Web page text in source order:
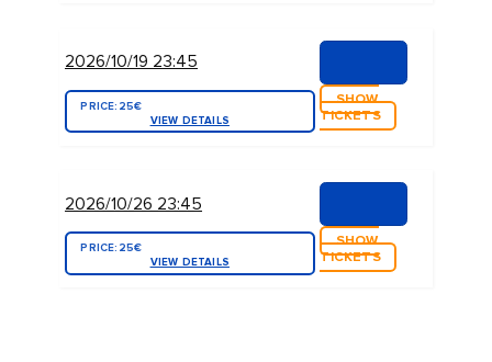
2026/10/19 23:45
PRICE: 25€
VIEW DETAILS
SHOW
TICKETS
2026/10/26 23:45
PRICE: 25€
VIEW DETAILS
SHOW
TICKETS